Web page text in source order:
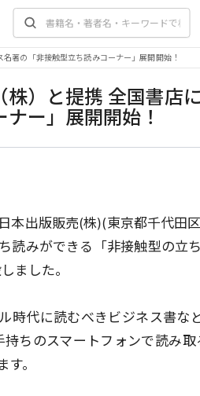
著の「非接触型立ち読みコーナー」展開開始！
株）と提携 全国書店
ー」展開開始！
本出版販売(株)(東京都千代田
読みができる「非接触型の
ました。
時代に読むべきビジネス書
持ちのスマートフォンで読み
。